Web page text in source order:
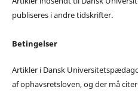
publiseres i andre tidskrifter.
Betingelser
Artikler i Dansk
af ophavsretsloven, og der må